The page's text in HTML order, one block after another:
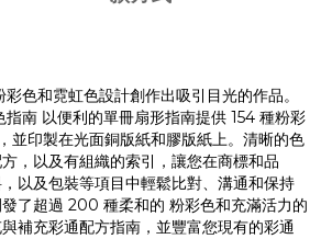
色和霓虹色設計創作出吸引目光的作品。
南 以便利的單冊扇形指南提供 154 種粉彩
並印製在光面銅版紙和膠版紙上。清晰的色
，以及有組織的索引，讓您在商標和品
以及包裝等項目中輕鬆比對、溝通和保持
了超過 200 種柔和的 粉彩色和充滿活力的
補充彩通配方指南，並豐富您現有的彩通